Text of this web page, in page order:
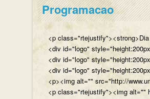
Programacao
<p
<div id="logo"
<div id="logo"
<div id="logo"
<p><img alt="" src="http://
<p class="rtejustify"><img alt=""